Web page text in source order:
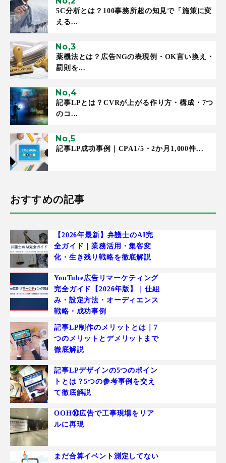
5C分析とは？100事務所超の知見で「施策に変
える...
薬機法とは？広告NGの表現例・OK言い換え・
罰則を...
記事LPとは？CVRが上がる作り方・構成・7つ
のコ...
記事LP成功事例｜CPA1/5・2か月1,000件...
おすすめの記事
【2026年最新】弁護士のAI完
全ガイド｜業務活用・集客変
化・生き残り戦略を徹底解説
YouTube広告リマーケティング
完全ガイド【2026年版】｜仕組
み・設定方法・オーディエンス
戦略・成功事例
記事LP制作のメリットとは｜7
つのメリットとデメリットまで
徹底解説
記事LPデザインの5つのポイン
トとは？5つの参考事例を交え
て徹底解説
OOH⑩広告で工事現場をリア
ルに再現
まだ合算イベント測定してない